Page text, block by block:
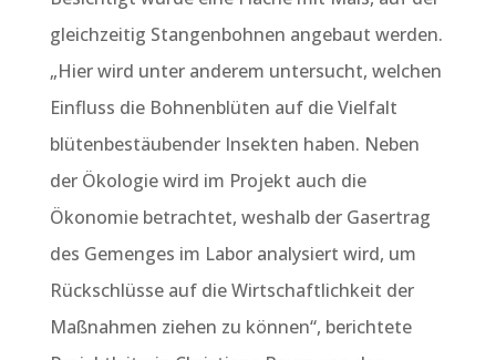
gleichzeitig Stangenbohnen angebaut werden.
„Hier wird unter anderem untersucht, welchen
Einfluss die Bohnenblüten auf die Vielfalt
blütenbestäubender Insekten haben. Neben
der Ökologie wird im Projekt auch die
Ökonomie betrachtet, weshalb der Gasertrag
des Gemenges im Labor analysiert wird, um
Rückschlüsse auf die Wirtschaftlichkeit der
Maßnahmen ziehen zu können“, berichtete